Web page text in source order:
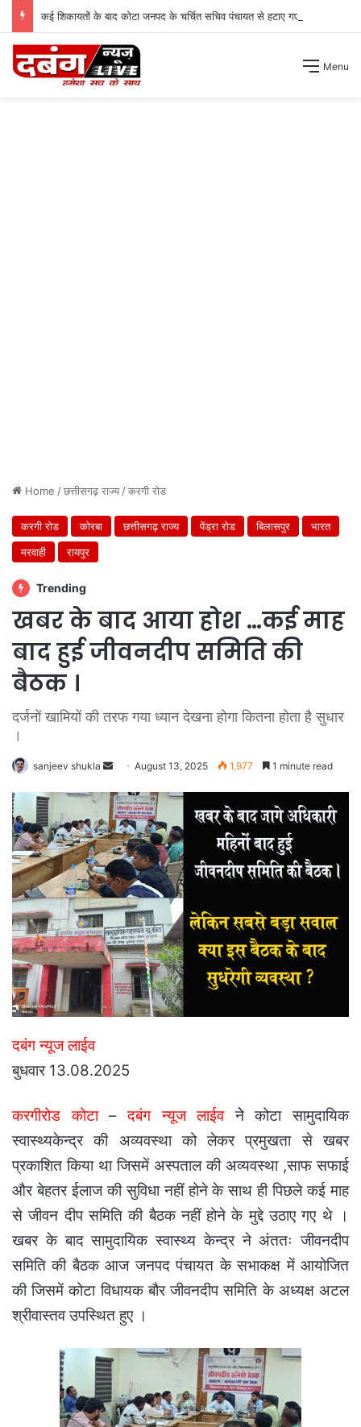
कई शिकायतों के बाद कोटा जनपद के चर्चित सचिव पंचायत से हटाए गए ।
Menu
Home /छत्तीसगढ़ राज्य/करगी रोड
करगी रोड कोरबा छत्तीसगढ़ राज्य पेंड्रा रोड बिलासपुर
भारत
मरवाही
रायपुर
Trending
खबर के बाद आया होश …कई माह
बाद हुई जीवनदीप समिति की
बैठक ।
दर्जनों खामियों की तरफ गया ध्यान देखना होगा कितना होता है सुधार
।
sanjeev shukla
Send
email
August 13, 2025 1,977 1 minute read
दबंग न्यूज लाईव
बुधवार 13.08.2025
करगीरोड कोटा–दबंग न्यूज लाईवनेे कोटा सामुदायिक
स्वास्थ्यकेन्द्र की अव्यवस्था को लेकर प्रमुखता से खबर
प्रकाशित किया था जिसमें अस्पताल की अव्यवस्था ,साफ सफाई
और बेहतर ईलाज की सुविधा नहीं होने के साथ ही पिछले कई माह
से जीवन दीप समिति की बैठक नहीं होने के मुद्दे उठाए गए थे ।
खबर के बाद सामुदायिक स्वास्थ्य केन्द्र ने अंततः जीवनदीप
समिति की बैठक आज जनपद पंचायत के सभाकक्ष में आयोजित
की जिसमें कोटा विधायक बौर जीवनदीप समिति के अध्यक्ष अटल
श्रीवास्तव उपस्थित हुए ।